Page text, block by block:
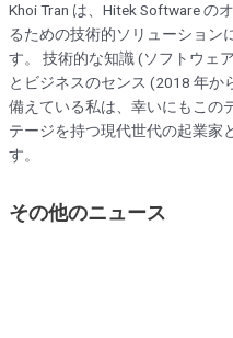
Khoi Tran は、Hitek Software の
るための技術的ソリューション
す。 技術的な知識 (ソフトウェ
とビジネスのセンス (2018 年か
備えている私は、幸いにもこの
テージを持つ現代世代の起業家
す。
その他のニュース